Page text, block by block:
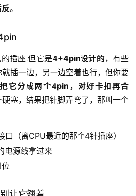
。
插座,但它是4+4pin设计的，有些
插一边，另一边空着也行，但你要
把它分成两个4pin，对好卡扣再合
塞，结果把针脚弄弯了，那叫一个
口（离CPU最近的那个4针插座）
电源线拿过来
位
让它翘着